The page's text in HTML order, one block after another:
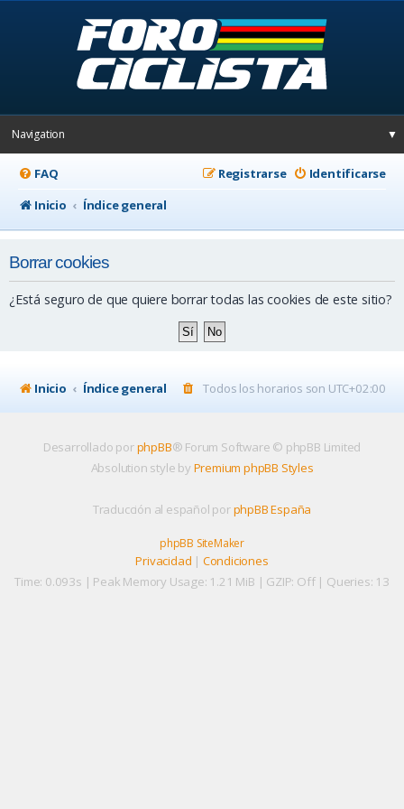
Navigation ▼
FAQ Identificarse
Registrarse
Inicio
Índice general
Borrar cookies
¿Está seguro de que quiere borrar todas las cookies de este sitio?
Inicio Índice general Todos los horarios son UTC+02:00
Desarrollado porphpBB® Forum Software © phpBB Limited
Absolution style by Premium phpBB Styles
Traducción al español porphpBB España
phpBB SiteMaker
Privacidad | Condiciones
Time: 0.093s | Peak Memory Usage: 1.21 MiB | GZIP: Off | Queries: 13